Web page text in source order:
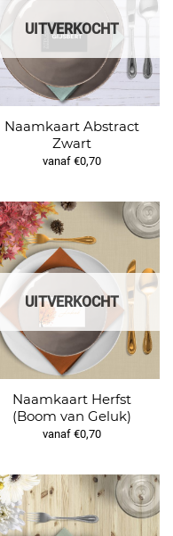
UITVERKOCHT
Naamkaart Abstract
Zwart
vanaf €0,70
UITVERKOCHT
Naamkaart Herfst
(Boom van Geluk)
vanaf €0,70